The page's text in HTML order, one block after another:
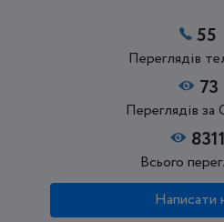
55
Переглядів
73
Переглядів за
8311
Всього
Написати